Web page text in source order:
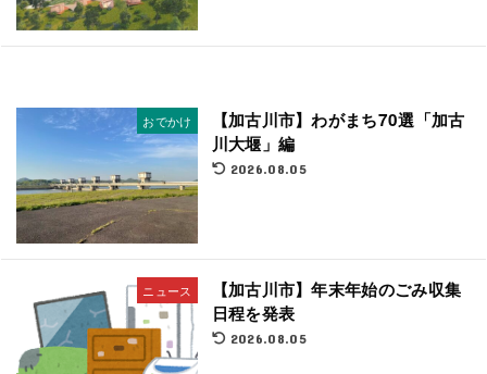
おでかけ
【加古川市】わがまち70選「加古
川大堰」編
2026.08.05
ニュース
【加古川市】年末年始のごみ収集
日程を発表
2026.08.05